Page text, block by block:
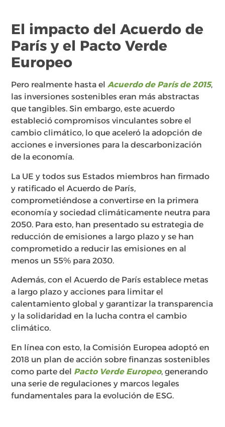
El impacto del Acuerdo de
París y el Pacto Verde
Europeo
Pero realmente hasta elAcuerdo de París de 2015,
las inversiones sostenibles eran más abstractas
que tangibles. Sin embargo, este acuerdo
estableció compromisos vinculantes sobre el
cambio climático, lo que aceleró la adopción de
acciones e inversiones para la descarbonización
de la economía.
La UE y todos sus Estados miembros han firmado
y ratificado el Acuerdo de París,
comprometiéndose a convertirse en la primera
economía y sociedad climáticamente neutra para
2050. Para esto, han presentado su estrategia de
reducción de emisiones a largo plazo y se han
comprometido a reducir las emisiones en al
menos un 55% para 2030.
Además, con el Acuerdo de París establece metas
a largo plazo y acciones para limitar el
calentamiento global y garantizar la transparencia
y la solidaridad en la lucha contra el cambio
climático.
En línea con esto, la Comisión Europea adoptó en
2018 un plan de acción sobre finanzas sostenibles
como parte del Pacto Verde Europeo, generando
una serie de regulaciones y marcos legales
fundamentales para la evolución de ESG.